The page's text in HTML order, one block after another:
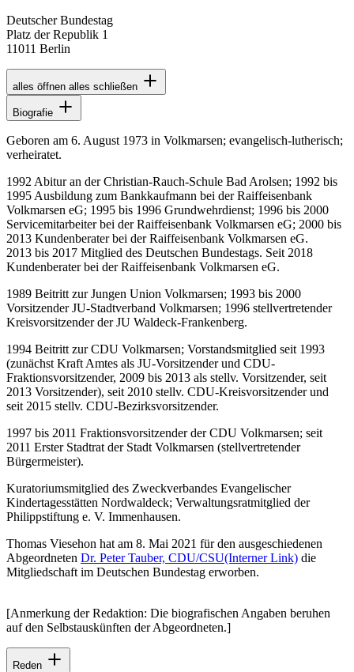
Deutscher Bundestag
Platz der Republik 1
11011 Berlin
alles öffnen alles schließen
Biografie
Geboren am 6. August 1973 in Volkmarsen; evangelisch-lutherisch;
verheiratet.
1992 Abitur an der Christian-Rauch-Schule Bad Arolsen; 1992 bis
1995 Ausbildung zum Bankkaufmann bei der Raiffeisenbank
Volkmarsen eG; 1995 bis 1996 Grundwehrdienst; 1996 bis 2000
Servicemitarbeiter bei der Raiffeisenbank Volkmarsen eG; 2000 bis
2013 Kundenberater bei der Raiffeisenbank Volkmarsen eG.
2013 bis 2017 Mitglied des Deutschen Bundestags. Seit 2018
Kundenberater bei der Raiffeisenbank Volkmarsen eG.
1989 Beitritt zur Jungen Union Volkmarsen; 1993 bis 2000
Vorsitzender JU-Stadtverband Volkmarsen; 1996 stellvertretender
Kreisvorsitzender der JU Waldeck-Frankenberg.
1994 Beitritt zur CDU Volkmarsen; Vorstandsmitglied seit 1993
(zunächst Kraft Amtes als JU-Vorsitzender und CDU-
Fraktionsvorsitzender, 2009 bis 2013 als stellv. Vorsitzender, seit
2013 Vorsitzender), seit 2010 stellv. CDU-Kreisvorsitzender und
seit 2015 stellv. CDU-Bezirksvorsitzender.
1997 bis 2011 Fraktionsvorsitzender der CDU Volkmarsen; seit
2011 Erster Stadtrat der Stadt Volkmarsen (stellvertretender
Bürgermeister).
Kuratoriumsmitglied des Zweckverbandes Evangelischer
Kindertagesstätten Nordwaldeck; Verwaltungsratmitglied der
Philippstiftung e. V. Immenhausen.
Thomas Viesehon hat am 8. Mai 2021 für den ausgeschiedenen
Abgeordneten Dr. Peter Tauber, CDU/CSU(Interner Link) die
Mitgliedschaft im Deutschen Bundestag erworben.
[Anmerkung der Redaktion: Die biografischen Angaben beruhen
auf den Selbstauskünften der Abgeordneten.]
Reden